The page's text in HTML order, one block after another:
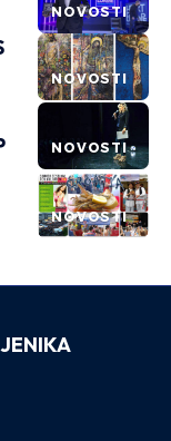
NOVOSTI
NOVOSTI
NOVOSTI
NOVOSTI